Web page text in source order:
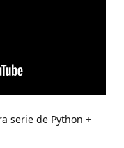
serie de Python +